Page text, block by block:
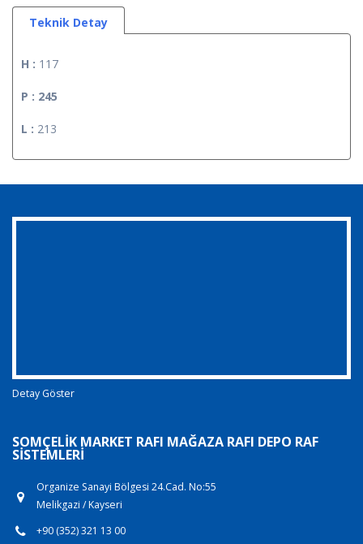
Teknik Detay
H : 117
P : 245
L : 213
Detay Göster
SOMÇELIK MARKET RAFI MAĞAZA RAFI DEPO RAF
SISTEMLERI
Organize Sanayi Bölgesi 24.Cad. No:55
Melikgazi / Kayseri
+90 (352) 321 13 00